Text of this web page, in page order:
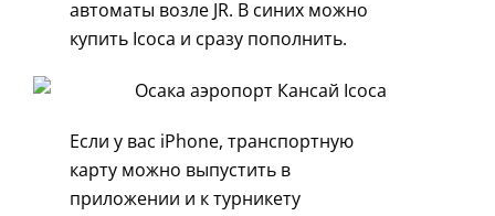
автоматы возле JR. В синих можно
купить Icoca и сразу пополнить.
Если у вас iPhone, транспортную
карту можно выпустить в
приложении и к турникету